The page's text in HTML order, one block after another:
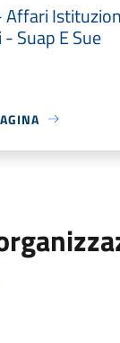
Affari
Suap E Sue